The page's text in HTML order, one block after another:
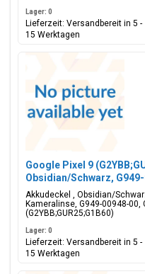
Lager: 0
Lieferzeit: Versandbereit in 5 -
15 Werktagen
Google Pixel 9
Obsidian/Schwarz,
Akkudeckel , Obsidian/
Kameralinse, G949-00948-00,
(G2YBB;GUR25;G1B60)
Lager: 0
Lieferzeit: Versandbereit in 5 -
15 Werktagen